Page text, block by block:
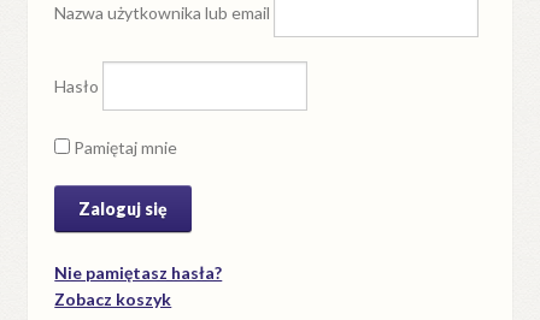
Nazwa użytkownika lub email
Hasło
Pamiętaj mnie
Nie pamiętasz hasła?
Zobacz koszyk